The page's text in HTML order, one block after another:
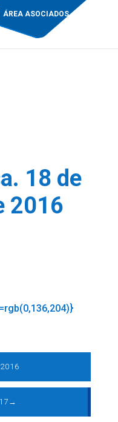
ÁREA ASOCIADOS
18 de
2016
→